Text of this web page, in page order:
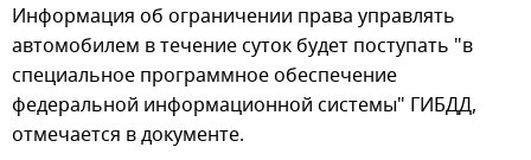
Информация об ограничении права управлять
автомобилем в течение суток будет поступать "в
специальное программное обеспечение
федеральной информационной системы" ГИБДД,
отмечается в документе.